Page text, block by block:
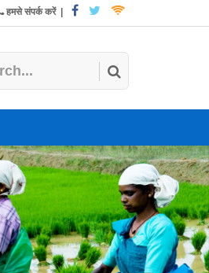
हमसे संपर्क करें|